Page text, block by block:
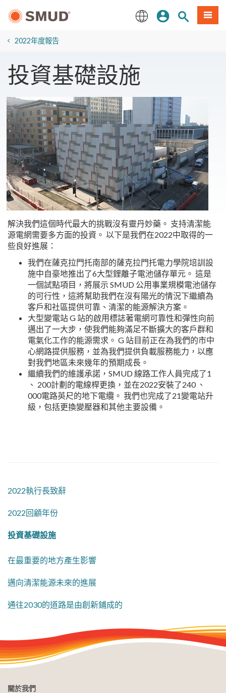
登入站內搜尋
選單
2022年度報告
投資基礎設施
解決我們這個時代最大的挑戰沒有靈丹妙藥。 支持清潔能
源電網需要多方面的投資。 以下是我們在2022中取得的一
些良好進展：
我們在薩克拉門托南部的薩克拉門托電力學院培訓設
施中自豪地推出了6大型鋰離子電池儲存單元。 這是
一個試點項目，將展示 SMUD 公用事業規模電池儲存
的可行性，這將幫助我們在沒有陽光的情況下繼續為
客戶和社區提供可靠、清潔的能源解決方案。
大型變電站 G 站的啟用標誌著電網可靠性和彈性向前
邁出了一大步，使我們能夠滿足不斷擴大的客戶群和
電氣化工作的能源需求。 G 站目前正在為我們的市中
心網路提供服務，並為我們提供負載服務能力，以應
對我們地區未來幾年的預期成長。
繼續我們的維護承諾，SMUD 線路工作人員完成了1
、 200計劃的電線桿更換，並在2022安裝了240 、
000電路英尺的地下電纜。 我們也完成了21變電站升
級，包括更換變壓器和其他主要設備。
2022執行長致辭
2022回顧年份
投資基礎設施
在最重要的地方產生影響
邁向清潔能源未來的進展
通往2030的道路是由創新鋪成的
關於我們